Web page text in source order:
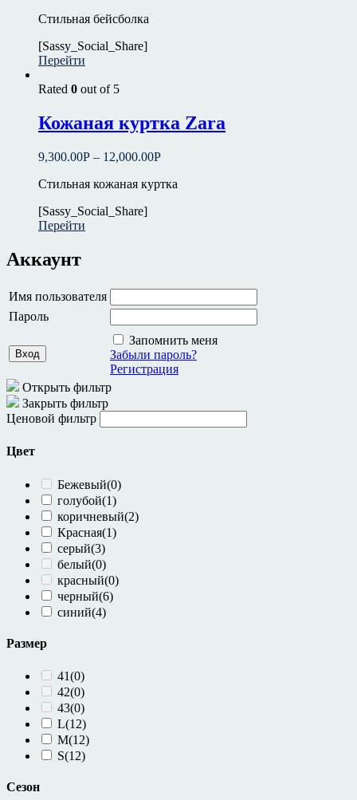
Стильная бейсболка
[Sassy_Social_Share]
Перейти
Rated 0 out of 5
Кожаная куртка Zara
9,300.00Р – 12,000.00Р
Стильная кожаная куртка
[Sassy_Social_Share]
Перейти
Аккаунт
Имя пользователя
Пароль
Запомнить меня
Забыли пароль?
Регистрация
Открыть фильтр
Закрыть фильтр
Ценовой фильтр
Цвет
Бежевый(0)
голубой(1)
коричневый(2)
Красная(1)
серый(3)
белый(0)
красный(0)
черный(6)
синий(4)
Размер
41(0)
42(0)
43(0)
L(12)
M(12)
S(12)
Сезон